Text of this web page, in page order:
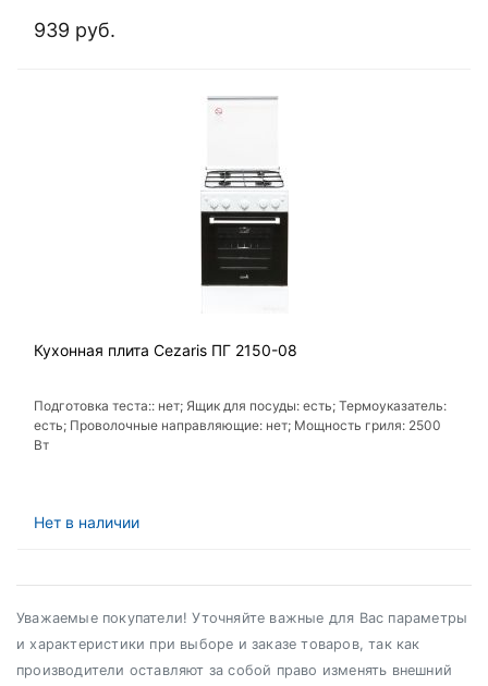
939 руб.
Кухонная плита Cezaris ПГ 2150-08
Подготовка теста:: нет; Ящик для посуды: есть; Термоуказатель:
есть; Проволочные направляющие: нет; Мощность гриля: 2500
Вт
Нет в наличии
Уважаемые покупатели! Уточняйте важные для Вас параметры
и характеристики при выборе и заказе товаров, так как
производители оставляют за собой право изменять внешний